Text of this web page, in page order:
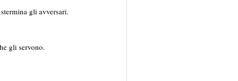
gli avversari.
gli servono.